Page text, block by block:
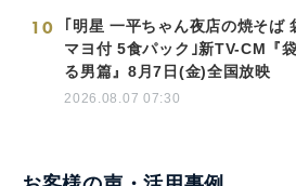
10
｢明星 一平ちゃん夜店の焼そば
マヨ付 5食パック｣新TV-CM『
る男篇』8月7日(金)全国放映
2026.08.07 07:30